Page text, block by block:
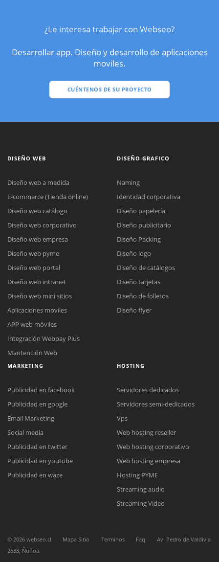
¿Le interesa trabajar con Webseo?
Desarrollar app. Diseño y desarrollo de aplicaciones
moviles.
CUÉNTENOS DE SU PROYECTO
Reunión online
Nuestros ejecutivos le enviarán un correo electrónico con el enlace a
Meet para la reunión online.
Cotización
Chat Online
Todos nuestros ejecutivos están fuera de línea. Complete el formulario
DISEÑO WEB
Diseño web a medida
E-commerce (Tienda online)
Diseño web catálogo
Diseño web corporativo
Diseño web empresa
Diseño web pyme
Diseño web portal
Diseño web intranet
Diseño web mini sitios
Aplicaciones moviles
APP web móviles
Integración Webpay Plus
Mantención Web
DISEÑO GRAFICO
Naming
Identidad corporativa
Diseño papelería
Diseño publicitario
Diseño Packing
Diseño logo
Diseño de catálogos
Diseño tarjetas
Diseño de folletos
Diseño flyer
MARKETING
Publicidad en facebook
Publicidad en google
Email Marketing
Social media
Publicidad en twitter
Publicidad en youtube
Publicidad en waze
HOSTING
Servidores dedicados
Servidores semi-dedicados
Vps
Web hosting reseller
Web hosting corporativo
Web hosting empresa
Hosting PYME
Streaming audio
Streaming Video
© 2026 webseo.cl Mapa Sitio Terminos Faq
Av. Pedro de Valdivia
2633, Ñuñoa.